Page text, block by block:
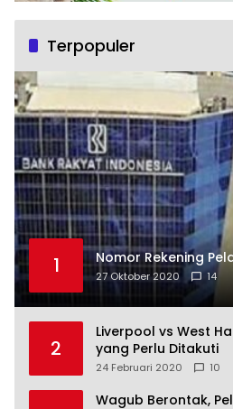
Terpopuler
1 Nomor Rekening
27 Oktober 2020 14
2
Liverpool vs West
yang Perlu Ditakuti
24 Februari 2020 10
Wagub Berontak,